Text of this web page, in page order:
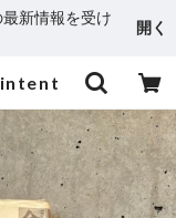
新情報を受け
開く